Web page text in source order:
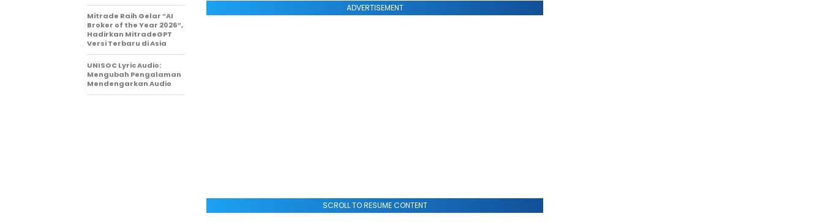
ADVERTISEMENT
SCROLL TO RESUME CONTENT
Mitrade Raih Gelar “AI
Broker of the Year 2026”,
Hadirkan MitradeGPT
Versi Terbaru di Asia
UNISOC Lyric Audio:
Mengubah Pengalaman
Mendengarkan Audio